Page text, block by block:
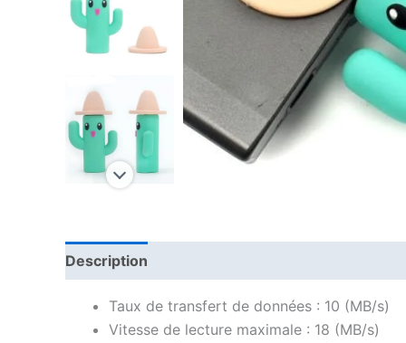
Description
Taux de transfert de données : 10 (MB/s)
Vitesse de lecture maximale : 18 (MB/s)